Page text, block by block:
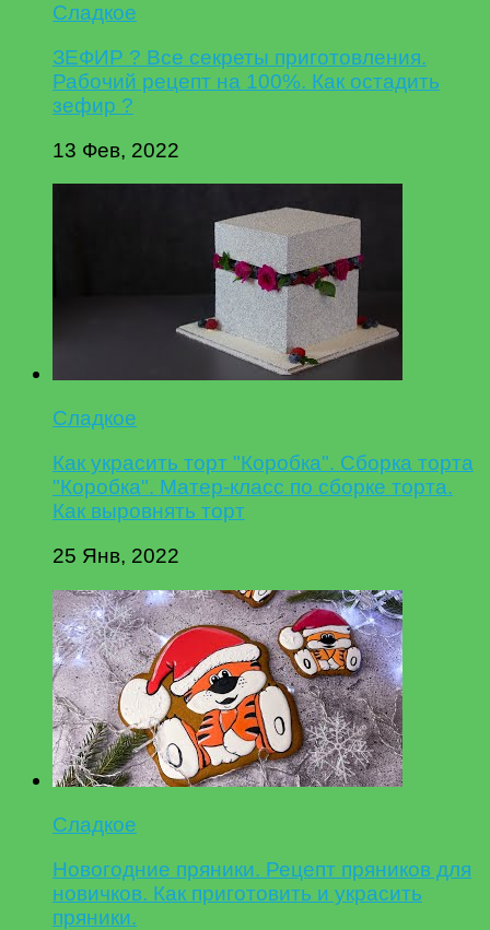
Сладкое
ЗЕФИР ? Все секреты приготовления.
Рабочий рецепт на 100%. Как остадить
зефир ?
13 Фев, 2022
Сладкое
Как украсить торт "Коробка". Сборка торта
"Коробка". Матер-класс по сборке торта.
Как выровнять торт
25 Янв, 2022
Сладкое
Новогодние пряники. Рецепт пряников для
новичков. Как приготовить и украсить
пряники.